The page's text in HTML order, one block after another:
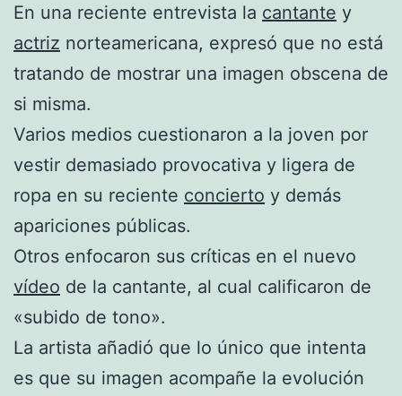
En una reciente entrevista la cantante y
actriz norteamericana, expresó que no está
tratando de mostrar una imagen obscena de
si misma.
Varios medios cuestionaron a la joven por
vestir demasiado provocativa y ligera de
ropa en su reciente concierto y demás
apariciones públicas.
Otros enfocaron sus críticas en el nuevo
vídeo de la cantante, al cual calificaron de
«subido de tono».
La artista añadió que lo único que intenta
es que su imagen acompañe la evolución